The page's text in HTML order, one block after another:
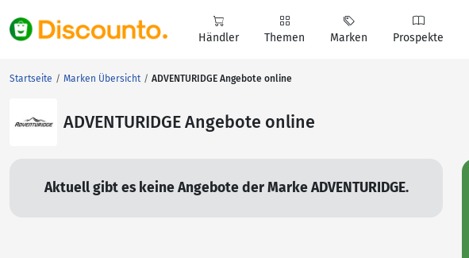
Händler Themen Marken Prospekte
Startseite Marken Übersicht ADVENTURIDGE Angebote online
ADVENTURIDGE Angebote online
Aktuell gibt es keine Angebote der Marke ADVENTURIDGE.